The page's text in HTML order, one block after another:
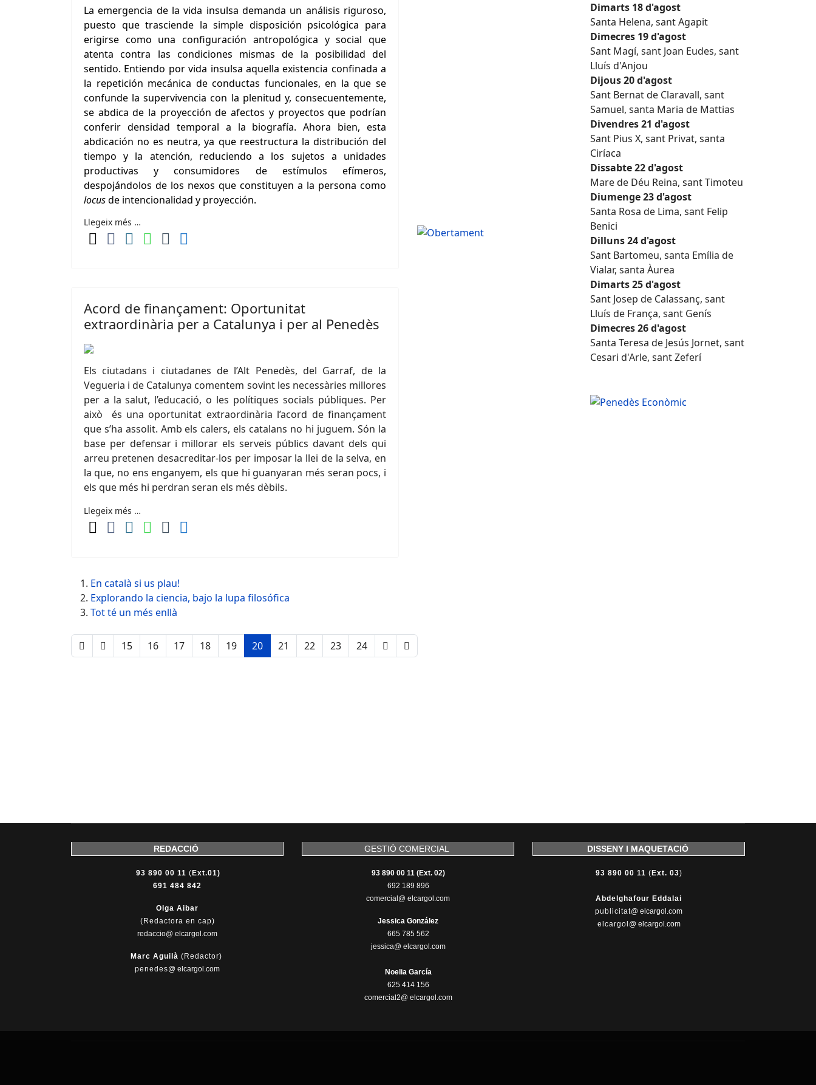
La emergencia de la vida insulsa demanda un análisis riguroso,
puesto que trasciende la simple disposición psicológica para
erigirse como una configuración antropológica y social que
atenta contra las condiciones mismas de la posibilidad del
sentido. Entiendo por vida insulsa aquella existencia confinada a
la repetición mecánica de conductas funcionales, en la que se
confunde la supervivencia con la plenitud y, consecuentemente,
se abdica de la proyección de afectos y proyectos que podrían
conferir densidad temporal a la biografía. Ahora bien, esta
abdicación no es neutra, ya que reestructura la distribución del
tiempo y la atención, reduciendo a los sujetos a unidades
productivas y consumidores de estímulos efímeros,
despojándolos de los nexos que constituyen a la persona como
locusde intencionalidad y proyección.
Llegeix més …
Acord de finançament: Oportunitat
extraordinària per a Catalunya i per al Penedès
Els ciutadans i ciutadanes de l’Alt Penedès, del Garraf, de la
Vegueria i de Catalunya comentem sovint les necessàries millores
per a la salut, l’educació, o les polítiques socials públiques. Per
això
és una oportunitat extraordinària l’acord de finançament
que s’ha assolit. Amb els calers, els catalans no hi juguem. Són la
base per defensar i millorar els serveis públics davant dels qui
arreu pretenen desacreditar-los per imposar la llei de la selva, en
la que, no ens enganyem, els que hi guanyaran més seran pocs, i
els que més hi perdran seran els més dèbils.
Llegeix més …
En català si us plau!
Explorando la ciencia, bajo la lupa filosófica
Tot té un més enllà
Pàgina 20 de 63
15 16 17 18 19 20 21 22 23 24
Dimarts 18 d'agost
Santa Helena, sant Agapit
Dimecres 19 d'agost
Sant Magí, sant Joan Eudes, sant
Lluís d'Anjou
Dijous 20 d'agost
Sant Bernat de Claravall, sant
Samuel, santa Maria de Mattias
Divendres 21 d'agost
Sant Pius X, sant Privat, santa
Ciríaca
Dissabte 22 d'agost
Mare de Déu Reina, sant Timoteu
Diumenge 23 d'agost
Santa Rosa de Lima, sant Felip
Benici
Dilluns 24 d'agost
Sant Bartomeu, santa Emília de
Vialar, santa Àurea
Dimarts 25 d'agost
Sant Josep de Calassanç, sant
Lluís de França, sant Genís
Dimecres 26 d'agost
Santa Teresa de Jesús Jornet, sant
Cesari d'Arle, sant Zeferí
REDACCIÓ
93 890 00 11 ( Ext.01)
691 484 842
Olga Aibar
(Redactora en cap)
redaccio@ elcargol.com
Marc Aguilà (Redactor)
penedes@ elcargol.com
GESTIÓ COMERCIAL
93 890 00 11 (Ext. 02)
692 189 896
comercial@ elcargol.com
Jessica González
665 785 562
jessica@ elcargol.com
Noelia García
625 414 156
comercial2@ elcargol.com
DISSENY I MAQUETACIÓ
93 890 00 11 ( Ext. 03)
Abdelghafour Eddalai
publicitat@ elcargol.com
elcargol @ elcargol.com